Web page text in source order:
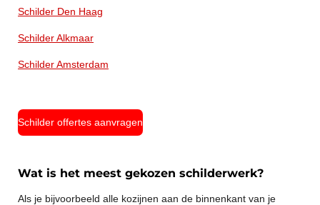
Schilder Den Haag
Schilder Alkmaar
Schilder Amsterdam
Schilder offertes aanvragen
Wat is het meest gekozen schilderwerk?
Als je bijvoorbeeld alle kozijnen aan de binnenkant van je